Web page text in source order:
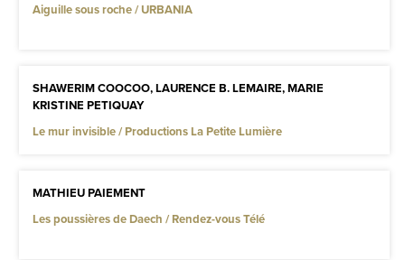
Aiguille sous roche / URBANIA
SHAWERIM COOCOO, LAURENCE B. LEMAIRE, MARIE
KRISTINE PETIQUAY
Le mur invisible / Productions La Petite Lumière
MATHIEU PAIEMENT
Les poussières de Daech / Rendez-vous Télé